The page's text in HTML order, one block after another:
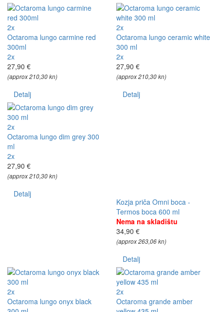
2x
Octaroma lungo carmine red
300ml
2x
27,90 €
(approx 210,30 kn)
Detalj
2x
Octaroma lungo ceramic white
300 ml
2x
27,90 €
(approx 210,30 kn)
Detalj
2x
Octaroma lungo dim grey 300
ml
2x
27,90 €
(approx 210,30 kn)
Detalj
Kozja priča Omni boca -
Termos boca 600 ml
Nema na skladištu
34,90 €
(approx 263,06 kn)
Detalj
2x
Octaroma lungo onyx black
2x
Octaroma grande amber